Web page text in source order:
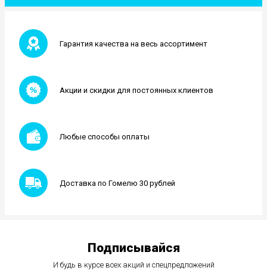
Гарантия качества на весь ассортимент
Акции и скидки для постоянных клиентов
Любые способы оплаты
Доставка по Гомелю 30 рублей
Подписывайся
И будь в курсе всех акций и спецпредложений